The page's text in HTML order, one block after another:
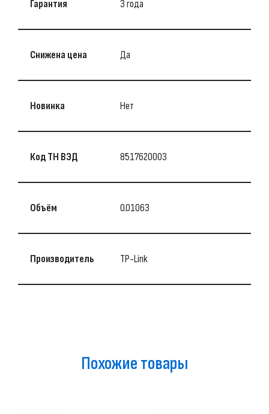
Гарантия 3 года
Снижена цена Да
Новинка Нет
Код ТН ВЭД 8517620003
Объём 0.01063
Производитель TP-Link
Похожие товары